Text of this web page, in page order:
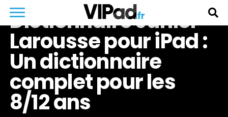
Dictionnaire Junior
Larousse pour iPad :
Un dictionnaire
complet pour les
8/12 ans